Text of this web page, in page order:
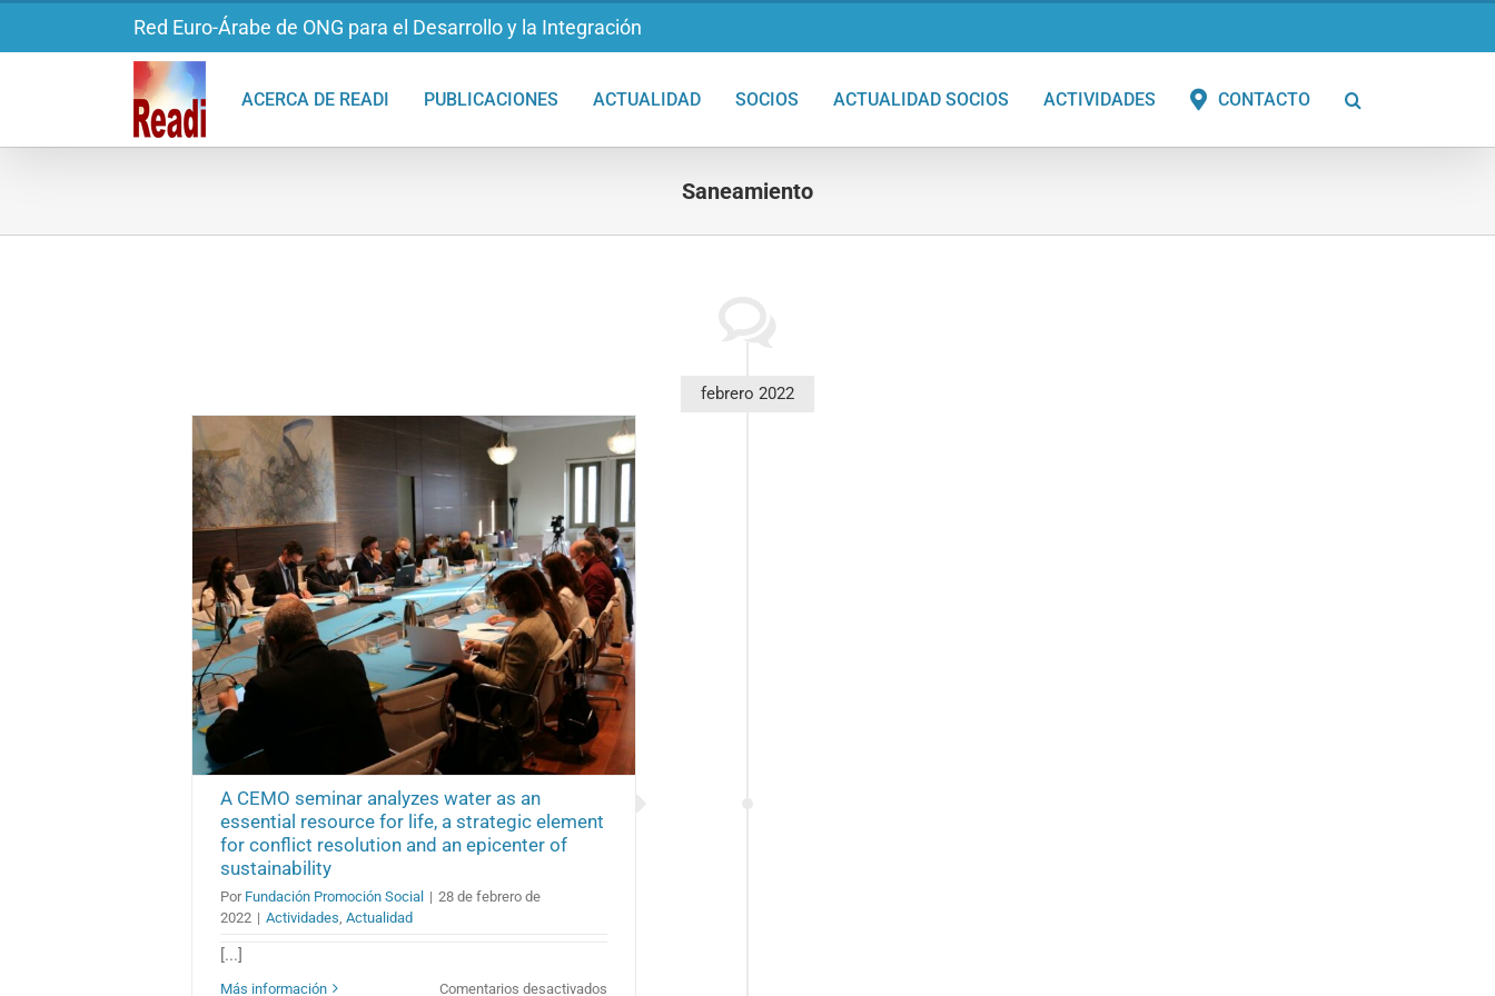
Red Euro-Árabe de ONG para el Desarrollo y la Integración
ACERCA DE READI PUBLICACIONES ACTUALIDAD SOCIOS ACTUALIDAD SOCIOS ACTIVIDADES CONTACTO
Saneamiento
febrero 2022
A CEMO seminar analyzes water as an
essential resource for life, a strategic element
for conflict resolution and an epicenter of
sustainability
Por Fundación Promoción Social | 28 de febrero de
2022 | Actividades Actualidad
[...]
Más información Comentarios desactivados